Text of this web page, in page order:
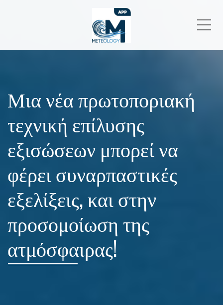
Μια νέα πρωτοποριακή
τεχνική επίλυσης
εξισώσεων μπορεί να
φέρει συναρπαστικές
εξελίξεις, και στην
προσομοίωση της
ατμόσφαιρας!